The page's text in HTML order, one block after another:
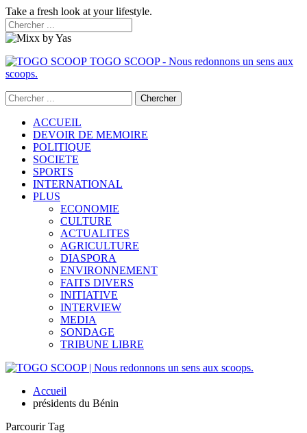
Take a fresh look at your lifestyle.
TOGO SCOOP - Nous redonnons un sens aux
scoops.
ACCUEIL
DEVOIR DE MEMOIRE
POLITIQUE
SOCIETE
SPORTS
INTERNATIONAL
PLUS
ECONOMIE
CULTURE
ACTUALITES
AGRICULTURE
DIASPORA
ENVIRONNEMENT
FAITS DIVERS
INITIATIVE
INTERVIEW
MEDIA
SONDAGE
TRIBUNE LIBRE
Accueil
présidents du Bénin
Parcourir Tag